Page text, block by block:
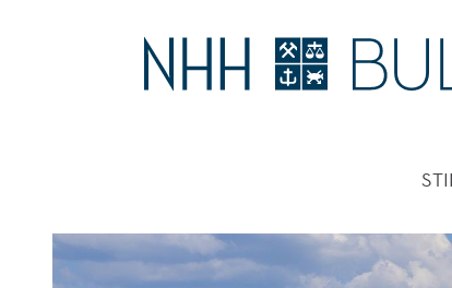
OVERDRIVER
«ENERGIKRISE»